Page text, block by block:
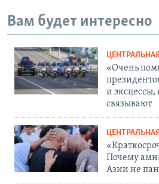
Вам будет интересно
«Очень
и
связывают
Почему
Азии не